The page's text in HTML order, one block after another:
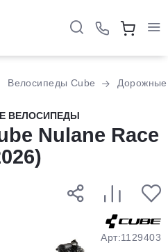
Велосипеды Cube Дорожные
ВЕЛОСИПЕДЫ
Nulane Race
Арт:1129403